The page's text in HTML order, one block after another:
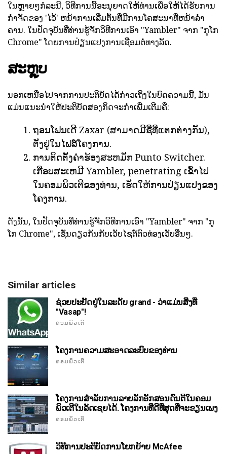
ໃນຫຼາຍໆກໍລະນີ, ວິທີການນີ້ອະນຸຍາດໃຫ້ທ່ານເພື່ອໃຫ້ໄດ້ຮັບການ
ກໍາຈັດຂອງ 'ໄວ້' ຫນ້າການເລີ່ມຕົ້ນທີ່ມີການໂຄສະນາທີ່ຫນ້າລໍາ
ຄານ. ໃນປັດຈຸບັນທີ່ທ່ານຮູ້ຈັກວິທີການເອົາ "Yambler" ຈາກ "ກູໂກ
Chrome" ໂດຍການປ່ຽນແປງການເຊື່ອມຕໍ່ທາງລັດ.
ສະຫຼຸບ
ນອກເຫນືອໄປຈາກການປະຕິບັດໄດ້ກ່າວເຖິງໃນບົດຄວາມນີ້, ມັນ
ແມ່ນແນະນໍາໃຫ້ປະຕິບັດສອງກິດຈະກໍາເພີ່ມເຕີມຄື:
ຖອນໂຟນເດີ Zaxar (ສາມາດມີຊື່ທີ່ແຕກຕ່າງກັນ),
ຕັ້ງຢູ່ໃນໄຟລ໌ໂຄງການ.
ການຕິດຕັ້ງຄໍາຮ້ອງສະຫມັກ Punto Switcher.
ເກືອບສະເຫມີ Yambler, penetrating ເຂົ້າໄປ
ໃນຄອມພິວເຕີຂອງທ່ານ, ເຮັດໃຫ້ການປ່ຽນແປງຂອງ
ໂຄງການ.
ດັ່ງນັ້ນ, ໃນປັດຈຸບັນທີ່ທ່ານຮູ້ຈັກວິທີການເອົາ "Yambler" ຈາກ "ກູ
ໂກ Chrome", ເຊັ່ນດຽວກັນກັບເວັບໄຊຕ໌ຕົວທ່ອງເວັບອື່ນໆ.
Similar articles
ຊ່ວຍປະຢັດຢູ່ໃນລະດັບ grand - ວ່າແມ່ນສິ່ງທີ່
"Vasap"!
ຄອມພິວເຕີ
ໂຄງການຄວາມສະອາດລະບົບຂອງທ່ານ
ຄອມພິວເຕີ
ໂຄງການສໍາລັບການລາຍລັກອັກສອນດົນຕີໃນຄອມ
ພິວເຕີໃນລັດເຊຍໄດ້. ໂຄງການທີ່ດີທີ່ສຸດທີ່ຈະຂຽນເພງ
ຄອມພິວເຕີ
ວິທີການປະຕິບັດການໂຍກຍ້າຍ McAfee